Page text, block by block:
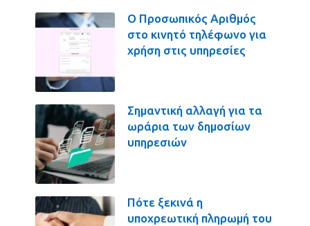
Ο Προσωπικός Αριθμός
στο κινητό τηλέφωνο για
χρήση στις υπηρεσίες
Σημαντική αλλαγή για τα
ωράρια των δημοσίων
υπηρεσιών
Πότε ξεκινά η
υποχρεωτική πληρωμή του